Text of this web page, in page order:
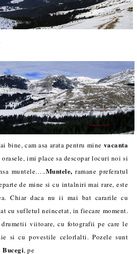
bine, cam asa arata pentru mine vacanta
imi place sa descopar locuri noi si
muntele…..Muntele, ramane preferatul
de mine si cu intalniri mai rare, este
Chiar daca nu ii mai bat cararile cu
cu sufletul neincetat, in fiecare moment.
viitoare, cu fotografii pe care le
si cu povestile celorlalti.Pozele sunt
Bucegi, pe